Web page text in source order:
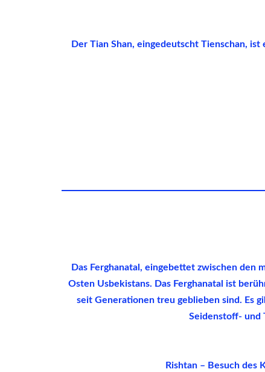
Der Tian Shan, eingedeutscht Tienschan,
Das Ferghanatal, eingebettet zwischen den
Osten Usbekistans. Das Ferghanatal ist
seit Generationen treu geblieben sind. Es
Seidenstoff- und
Rishtan – Besuch des